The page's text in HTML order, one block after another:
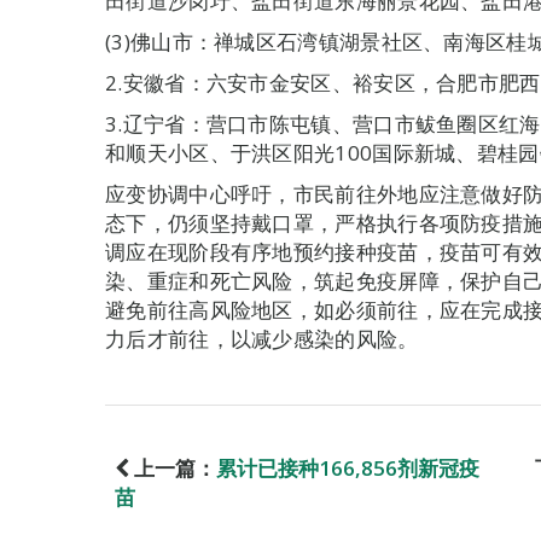
(3)佛山市：禅城区石湾镇湖景社区、南海区桂
2.安徽省：六安市金安区、裕安区，合肥市肥
3.辽宁省：营口市陈屯镇、营口市鲅鱼圈区红
和顺天小区、于洪区阳光100国际新城、碧桂
应变协调中心呼吁，市民前往外地应注意做好
态下，仍须坚持戴口罩，严格执行各项防疫措
调应在现阶段有序地预约接种疫苗，疫苗可有
染、重症和死亡风险，筑起免疫屏障，保护自
避免前往高风险地区，如必须前往，应在完成
力后才前往，以减少感染的风险。
上一篇： 累计已接种166,856剂新冠疫
苗